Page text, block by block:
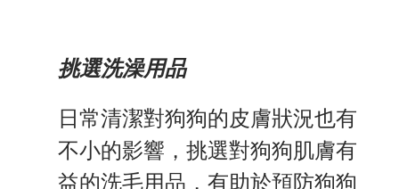
挑選洗澡用品
日常清潔對狗狗的皮膚狀況也有
不小的影響，挑選對狗狗肌膚有
益的洗毛用品，有助於預防狗狗